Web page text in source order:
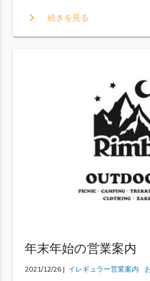
chevron_right 続きを見る
年末年始の営業案内
2021/12/26 | イレギュラー営業案内